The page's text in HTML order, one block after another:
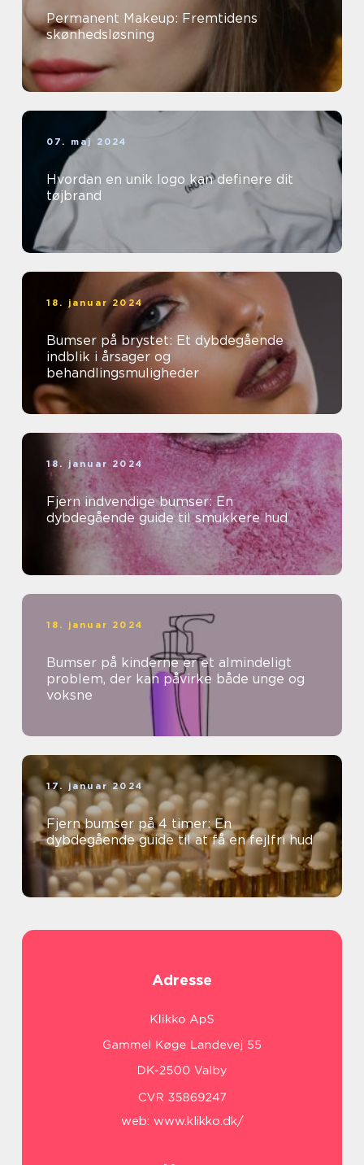
Permanent Makeup: Fremtidens
skønhedsløsning
07. maj 2024
Hvordan en unik logo kan definere dit
tøjbrand
18. januar 2024
Bumser på brystet: Et dybdegående
indblik i årsager og
behandlingsmuligheder
18. januar 2024
Fjern indvendige bumser: En
dybdegående guide til smukkere hud
18. januar 2024
Bumser på kinderne er et almindeligt
problem, der kan påvirke både unge og
voksne
17. januar 2024
Fjern bumser på 4 timer: En
dybdegående guide til at få en fejlfri hud
Adresse
web: www.klikko.dk/